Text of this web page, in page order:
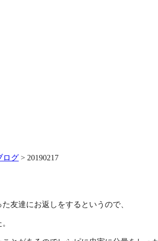
ログ > 20190217
友達にお返しをするというので、